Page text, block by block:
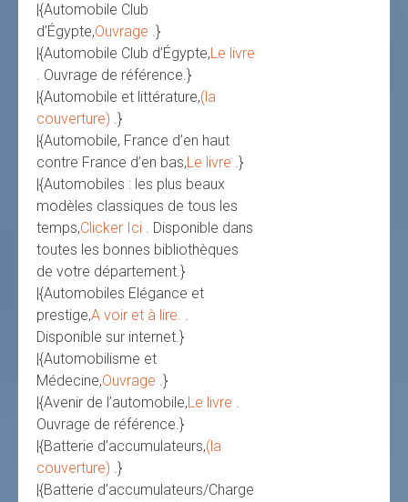
|{Automobile Club
d’Égypte,Ouvrage .}
|{Automobile Club d’Égypte,Le livre
. Ouvrage de référence.}
|{Automobile et littérature,(la
couverture) .}
|{Automobile, France d’en haut
contre France d’en bas,Le livre .}
|{Automobiles : les plus beaux
modèles classiques de tous les
temps,Clicker Ici . Disponible dans
toutes les bonnes bibliothèques
de votre département.}
|{Automobiles Elégance et
prestige,A voir et à lire. .
Disponible sur internet.}
|{Automobilisme et
Médecine,Ouvrage .}
|{Avenir de l’automobile,Le livre .
Ouvrage de référence.}
|{Batterie d’accumulateurs,(la
couverture) .}
|{Batterie d’accumulateurs/Charge